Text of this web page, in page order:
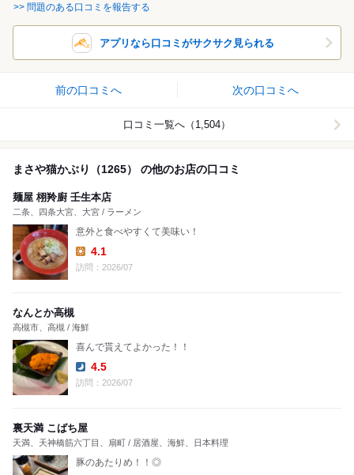
>> 問題のある口コミを報告する
アプリなら口コミがサクサク見られる
前の口コミへ 次の口コミへ
口コミ一覧へ（1,504）
まさや猫かぶり（1265） の他のお店の口コミ
麺屋 栩羚廚 壬生本店
二条、四条大宮、大宮 / ラーメン
意外と食べやすくて美味い！
Lunch:
4.1
訪問：2026/07
なんとか高槻
高槻市、高槻 / 海鮮
喜んで貰えてよかった！！
Dinner:
4.5
訪問：2026/07
裏天満 こばち屋
天満、天神橋筋六丁目、扇町 / 居酒屋、海鮮、日本料理
豚のあたりめ！！◎